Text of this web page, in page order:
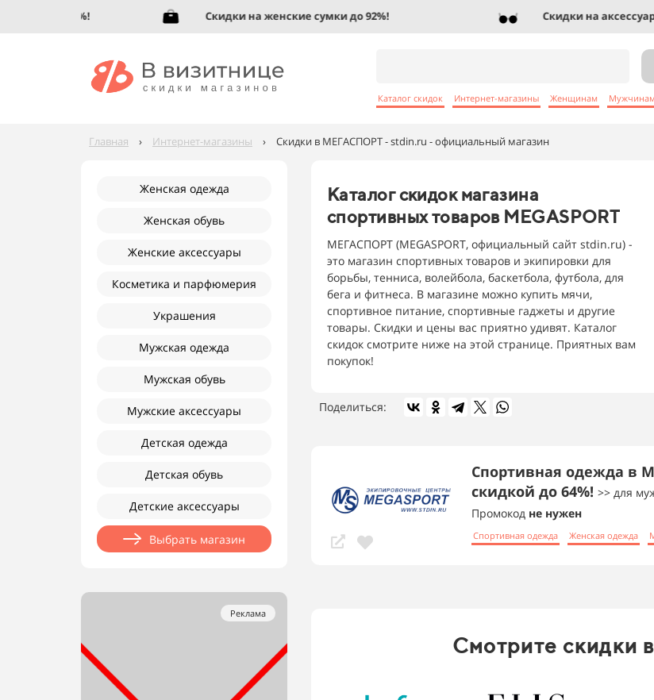
Скидки на женские сумки до 92%! Скидки на аксессуары
Каталог скидок Интернет-магазины Женщинам Мужчинам
Главная › Интернет-магазины › Скидки в МЕГАСПОРТ - stdin.ru - официальный магазин
Женская одежда
Женская обувь
Женские аксессуары
Косметика и парфюмерия
Украшения
Мужская одежда
Мужская обувь
Мужские аксессуары
Детская одежда
Детская обувь
Детские аксессуары
Выбрать магазин
Реклама
Каталог скидок магазина
спортивных товаров MEGASPORT
МЕГАСПОРТ (MEGASPORT, официальный сайт stdin.ru) -
это магазин спортивных товаров и экипировки для
борьбы, тенниса, волейбола, баскетбола, футбола, для
бега и фитнеса. В магазине можно купить мячи,
спортивное питание, спортивные гаджеты и другие
товары. Скидки и цены вас приятно удивят. Каталог
скидок смотрите ниже на этой странице. Приятных вам
покупок!
Поделиться:
Спортивная одежда в
скидкой до 64%! >> для
Промокод не нужен
Спортивная одежда Женская одежда
Смотрите скидки